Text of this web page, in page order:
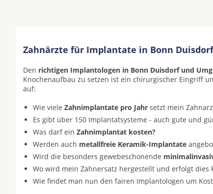
Zahnärzte für Implantate in Bonn Duisdorf
Den richtigen Implantologen in Bonn Duisdorf und
Knochenaufbau zu setzen ist ein chirurgischer Eingriff
auf:
Wie viele Zahnimplantate pro Jahr setzt mein
Es gibt über 150 Implantatsysteme - auch gute und
Was darf ein Zahnimplantat kosten?
Werden auch metallfreie Keramik-Implantate
Wird die besonders gewebeschonende
Wo wird mein Zahnersatz hergestellt und erfolgt dies
Wie findet man nun den fairen Implantologen um